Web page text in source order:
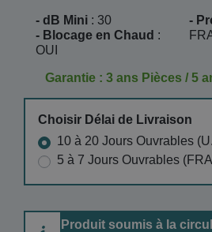
- dB Mini : 30
- Blocage en Chaud :
OUI
-
Garantie : 3 ans Pièces / 5
Choisir Délai de Livraison
10 à 20 Jours Ouvrables
5 à 7 Jours Ouvrables
Produit soumis à la